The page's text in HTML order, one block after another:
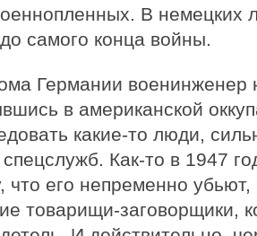
В немецких
самого конца войны.
Германии военинженер
в американской
какие-то люди,
спецслужб. Как-то в 1947
что его непременно
товарищи-заговорщики,